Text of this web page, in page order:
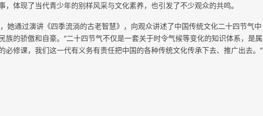
体现了当代青少年的别样风采与文化素养，也引发了不少观众的共鸣。
她通过演讲《四季流淌的古老智慧》，向观众讲述了中国传统文化二十四节气中
族的骄傲和自豪。“二十四节气不仅是一套关于时令气候等变化的知识体系，是属
必修课，我们这一代有义务有责任把中国的各种传统文化传承下去、推广出去。”